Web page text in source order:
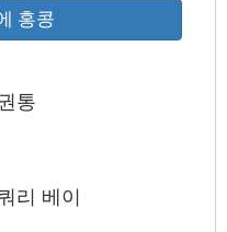
홍콩
통
리 베이